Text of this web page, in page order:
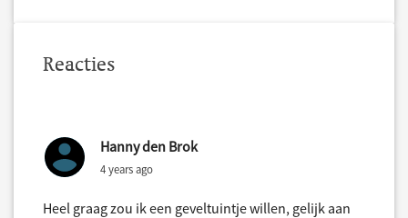
Reacties
Hanny den Brok
4 years ago
Heel graag zou ik een geveltuintje willen, gelijk aan